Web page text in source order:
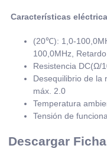
Características
(20℃): 1,0-
100,0MHz,
Resistencia DC(Ω/
Desequilibrio de la
máx. 2.0
Temperatura
Tensión de
Descargar Ficha